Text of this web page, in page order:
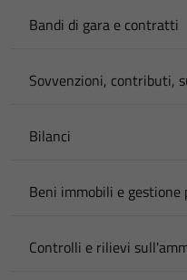
Bandi di gara e contratti
Sovvenzioni, contributi,
Bilanci
Beni immobili e
Controlli e rilievi